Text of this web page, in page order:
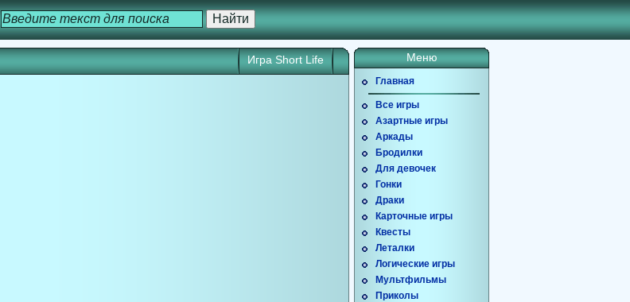
Игра Short Life Меню
Главная
Все игры
Азартные игры
Аркады
Бродилки
Для девочек
Гонки
Драки
Карточные игры
Квесты
Леталки
Логические игры
Мультфильмы
Приколы